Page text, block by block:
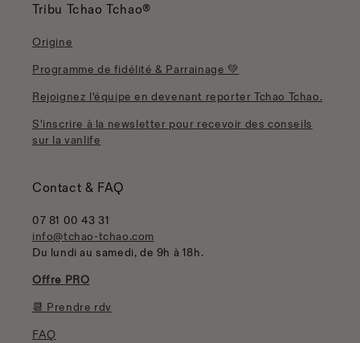
Tribu Tchao Tchao®
Origine
Programme de fidélité & Parrainage 💚
Rejoignez l'équipe en devenant reporter Tchao Tchao.
S'inscrire à la newsletter pour recevoir des conseils
sur la vanlife
Contact & FAQ
07 81 00 43 31
info@tchao-tchao.com
Du lundi au samedi, de 9h à 18h.
Offre PRO
📆 Prendre rdv
FAQ